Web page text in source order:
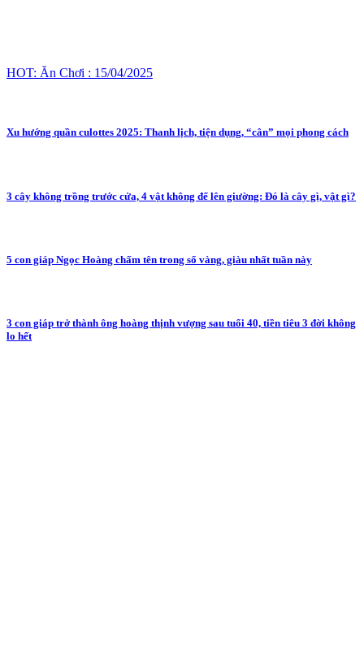
HOT: Ăn Chơi : 15/04/2025
Xu hướng quần culottes 2025: Thanh lịch, tiện dụng, “cân” mọi phong cách
3 cây không trồng trước cửa, 4 vật không để lên giường: Đó là cây gì, vật gì?
5 con giáp Ngọc Hoàng chấm tên trong sổ vàng, giàu nhất tuần này
3 con giáp trở thành ông hoàng thịnh vượng sau tuổi 40, tiền tiêu 3 đời không
lo hết